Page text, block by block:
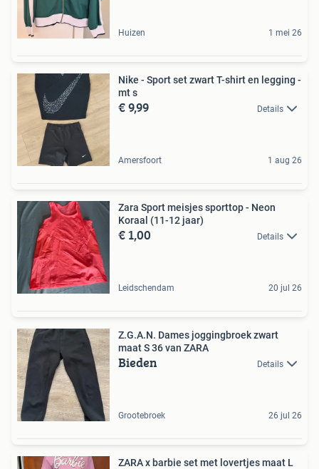
Huizen 1 mei 26
Nike - Sport set zwart T-shirt en legging -
mt s
€ 9,99 Details
Amersfoort 1 aug 26
Zara Sport meisjes sporttop - Neon
Koraal (11-12 jaar)
€ 1,00 Details
Leidschendam 20 jul 26
Z.G.A.N. Dames joggingbroek zwart
maat S 36 van ZARA
Bieden Details
Grootebroek 26 jul 26
ZARA x barbie set met lovertjes maat L